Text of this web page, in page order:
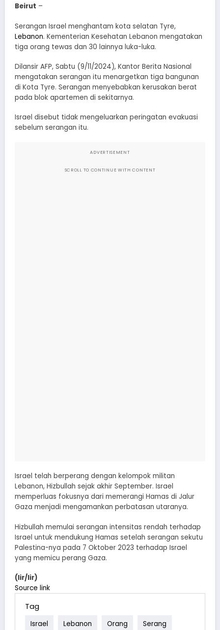
Beirut –
Serangan Israel menghantam kota selatan Tyre,
Lebanon. Kementerian Kesehatan Lebanon mengatakan
tiga orang tewas dan 30 lainnya luka-luka.
Dilansir AFP, Sabtu (9/11/2024), Kantor Berita Nasional
mengatakan serangan itu menargetkan tiga bangunan
di Kota Tyre. Serangan menyebabkan kerusakan berat
pada blok apartemen di sekitarnya.
Israel disebut tidak mengeluarkan peringatan evakuasi
sebelum serangan itu.
ADVERTISEMENT
SCROLL TO CONTINUE WITH CONTENT
Israel telah berperang dengan kelompok militan
Lebanon, Hizbullah sejak akhir September. Israel
memperluas fokusnya dari memerangi Hamas di Jalur
Gaza menjadi mengamankan perbatasan utaranya.
Hizbullah memulai serangan intensitas rendah terhadap
Israel untuk mendukung Hamas setelah serangan sekutu
Palestina-nya pada 7 Oktober 2023 terhadap Israel
yang memicu perang Gaza.
(lir/lir)
Source link
Tag
Israel Lebanon Orang Serang